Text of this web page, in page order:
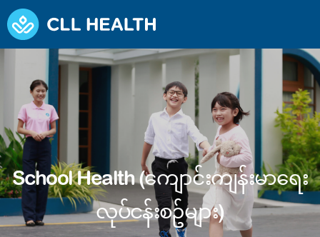
School Health (ကျောင်းကျန်းမာရေး
လုပ်ငန်းစဥ်များ)